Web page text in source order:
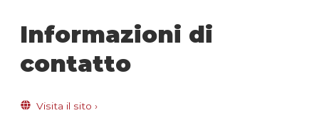
Informazioni di
contatto
Visita il sito ›